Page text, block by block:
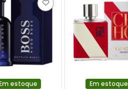
estoque Em estoque